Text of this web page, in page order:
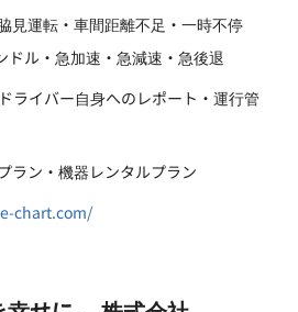
見運転・車間距離不足・一時不停
ドル・急加速・急減速・急後退
ライバー自身へのレポート・運行管
ラン・機器レンタルプラン
chart.com/